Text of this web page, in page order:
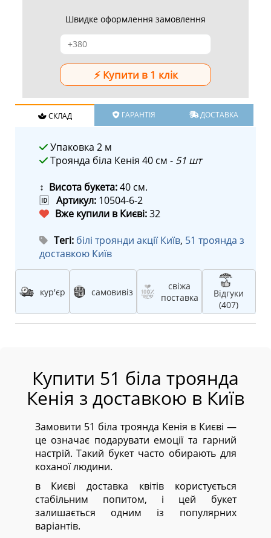
Швидке оформлення замовлення
СКЛАД ГАРАНТІЯ ДОСТАВКА
Упаковка 2 м
Троянда біла Кенія 40 см - 51 шт
↕ Висота букета:40 см.
🆔 Артикул: 10504-6-2
Вже купили в Києві:32
Тегі: білі троянди акції Київ, 51 троянда з
доставкою Київ
кур'єр самовивіз
свіжа
поставка
Відгуки
(407)
Купити 51 біла троянда
Кенія з доставкою в Київ
Замовити 51 біла троянда Кенія в Києві —
це означає подарувати емоції та гарний
настрій. Такий букет часто обирають для
коханої людини.
в Києві доставка квітів користується
стабільним попитом, і цей букет
залишається одним із популярних
варіантів.